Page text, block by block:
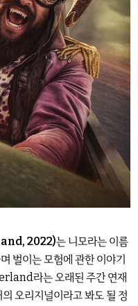
2022)는 니모라는 이름
벌이는 모험에 관한 이야기
라는 오래된 주간 연재
오리지널이라고 봐도 될 정